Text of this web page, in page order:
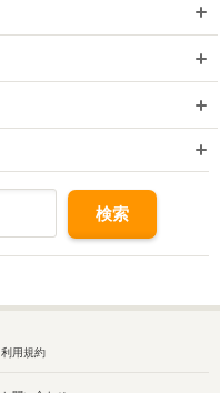
利用規約